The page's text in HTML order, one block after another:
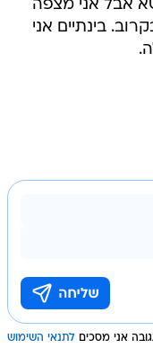
אבל אני מצפה
בינתיים אני
אני מסכים לתנאי השימוש